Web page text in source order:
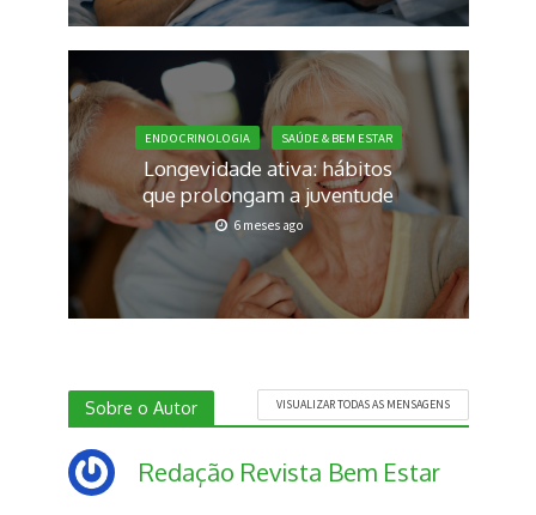
ENDOCRINOLOGIA SAÚDE & BEM ESTAR
Longevidade ativa: hábitos
que prolongam a juventude
6 meses ago
Sobre o Autor VISUALIZAR TODAS AS MENSAGENS
Redação Revista Bem Estar